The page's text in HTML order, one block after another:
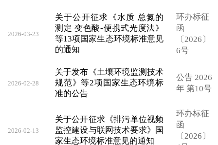
2026-03-23
关于公开征求《水质 总氮的
测定 变色酸-便携式光度法》
等13项国家生态环境标准意见
的通知
环办标征
函
〔2026〕
6号
2026-02-28
关于发布《土壤环境监测技术
规范》等2项国家生态环境标
准的公告
公告 2026
年 第10号
2026-02-13
关于公开征求《排污单位视频
监控建设与联网技术要求》国
家生态环境标准意见的通知
环办标征
函
〔2026〕